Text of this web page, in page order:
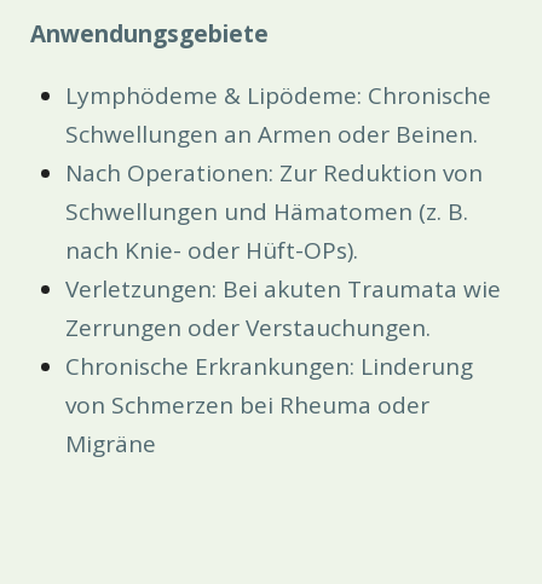
Anwendungsgebiete
Lymphödeme & Lipödeme: Chronische
Schwellungen an Armen oder Beinen.
Nach Operationen: Zur Reduktion von
Schwellungen und Hämatomen (z. B.
nach Knie- oder Hüft-OPs).
Verletzungen: Bei akuten Traumata wie
Zerrungen oder Verstauchungen.
Chronische Erkrankungen: Linderung
von Schmerzen bei Rheuma oder
Migräne